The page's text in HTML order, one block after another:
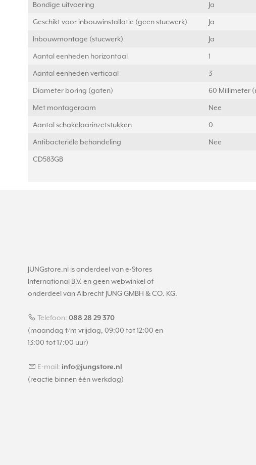
Bondige uitvoering Ja
Geschikt voor inbouwinstallatie (geen stucwerk) Ja
Inbouwmontage (stucwerk) Ja
Aantal eenheden horizontaal 1
Aantal eenheden verticaal 3
Diameter boring (gaten) 60 Millimeter
Met montageraam Nee
Aantal schakelaarinzetstukken 0
Antibacteriële behandeling Nee
CD583GB
JUNGstore.nl is onderdeel van e-Stores
International B.V. en geen webwinkel of
onderdeel van Albrecht JUNG GMBH & CO. KG.
Telefoon: 088 28 29 370
(maandag t/m vrijdag, 09:00 tot 12:00 en
13:00 tot 17:00 uur)
E-mail: info@jungstore.nl
(reactie binnen één werkdag)